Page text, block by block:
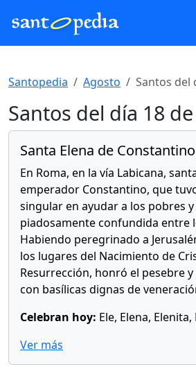
Santopedia Agosto Santos del
Santos del día 18
Santa Elena de
En Roma, en la vía Labicana,
emperador Constantino, que
singular en ayudar a los pobres
piadosamente confundida entre
Habiendo peregrinado a
los lugares del Nacimiento de
Resurrección, honró el pesebre
con basílicas dignas de
Celebran hoy: Ele, Elena,
Ver más